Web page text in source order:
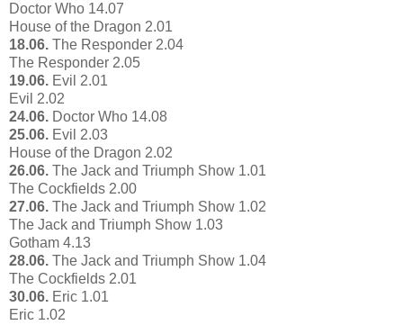
Doctor Who 14.07
House of the Dragon 2.01
18.06. The Responder 2.04
The Responder 2.05
19.06. Evil 2.01
Evil 2.02
24.06. Doctor Who 14.08
25.06. Evil 2.03
House of the Dragon 2.02
26.06. The Jack and Triumph Show 1.01
The Cockfields 2.00
27.06. The Jack and Triumph Show 1.02
The Jack and Triumph Show 1.03
Gotham 4.13
28.06. The Jack and Triumph Show 1.04
The Cockfields 2.01
30.06. Eric 1.01
Eric 1.02